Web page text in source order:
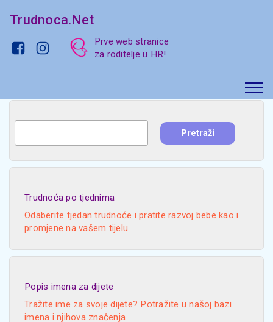
Trudnoca.Net
Prve web stranice
za roditelje u HR!
Trudnoća po tjednima
Odaberite tjedan trudnoće i pratite razvoj bebe kao i
promjene na vašem tijelu
Popis imena za dijete
Tražite ime za svoje dijete? Potražite u našoj bazi
imena i njihova značenja